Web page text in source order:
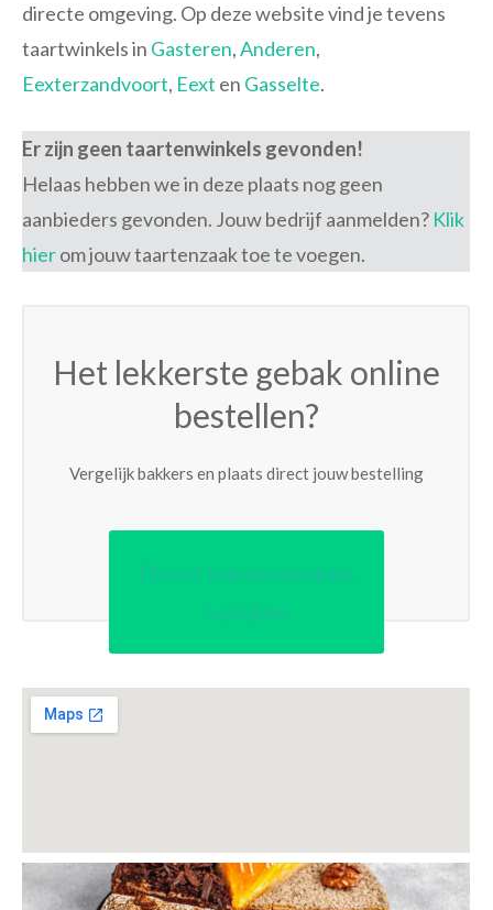
directe omgeving. Op deze website vind je tevens
taartwinkels in Gasteren,Anderen,
Eexterzandvoort, Eext en Gasselte.
Er zijn geen taartenwinkels gevonden!
Helaas hebben we in deze plaats nog geen
aanbieders gevonden. Jouw bedrijf aanmelden? Klik
hierom jouw taartenzaak toe te voegen.
Het lekkerste gebak online
bestellen?
Vergelijk bakkers en plaats direct jouw bestelling
Direct taartenwinkels
bekijken